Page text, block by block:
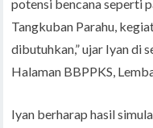
potensi bencana seperti
Tangkuban Parahu,
dibutuhkan,” ujar Iyan di
Halaman BBPPKS,
Iyan berharap hasil